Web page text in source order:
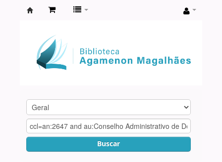
Agamenon
Magalhães
Buscar